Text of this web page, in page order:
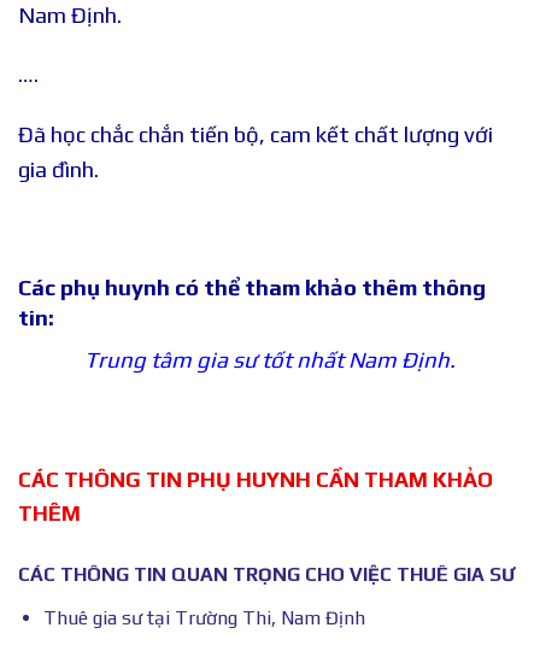
Nam Định.
….
Đã học chắc chắn tiến bộ, cam kết chất lượng với
gia đình.
Các phụ huynh có thể tham khảo thêm thông
tin:
Trung tâm gia sư tốt nhất Nam Định.
CÁC THÔNG TIN PHỤ HUYNH CẦN THAM KHẢO
THÊM
CÁC THÔNG TIN QUAN TRỌNG CHO VIỆC THUÊ GIA SƯ
Thuê gia sư tại Trường Thi, Nam Định